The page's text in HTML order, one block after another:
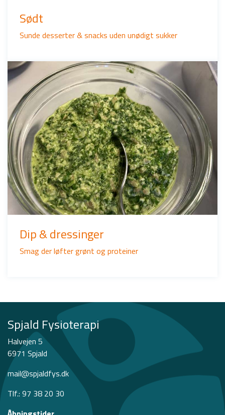
Sødt
Sunde desserter & snacks uden unødigt sukker
Dip & dressinger
Smag der løfter grønt og proteiner
Spjald Fysioterapi
Halvejen 5
6971 Spjald
mail@spjaldfys.dk
Tlf.: 97 38 20 30